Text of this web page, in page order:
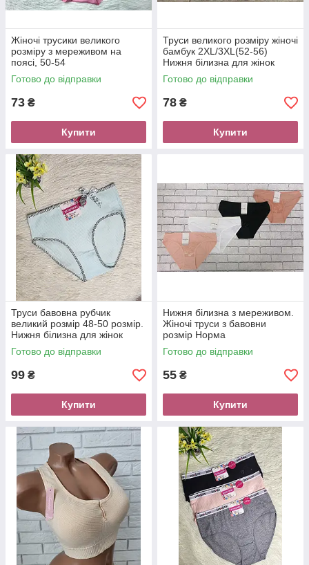
Жіночі трусики великого
розміру з мереживом на
поясі, 50-54
Готово до відправки
73 ₴
Купити
Труси великого розміру жіночі
бамбук 2XL/3XL(52-56)
Нижня білизна для жінок
Готово до відправки
78 ₴
Купити
Труси бавовна рубчик
великий розмір 48-50 розмір.
Нижня білизна для жінок
Готово до відправки
99 ₴
Купити
Нижня білизна з мереживом.
Жіночі труси з бавовни
розмір Норма
Готово до відправки
55 ₴
Купити